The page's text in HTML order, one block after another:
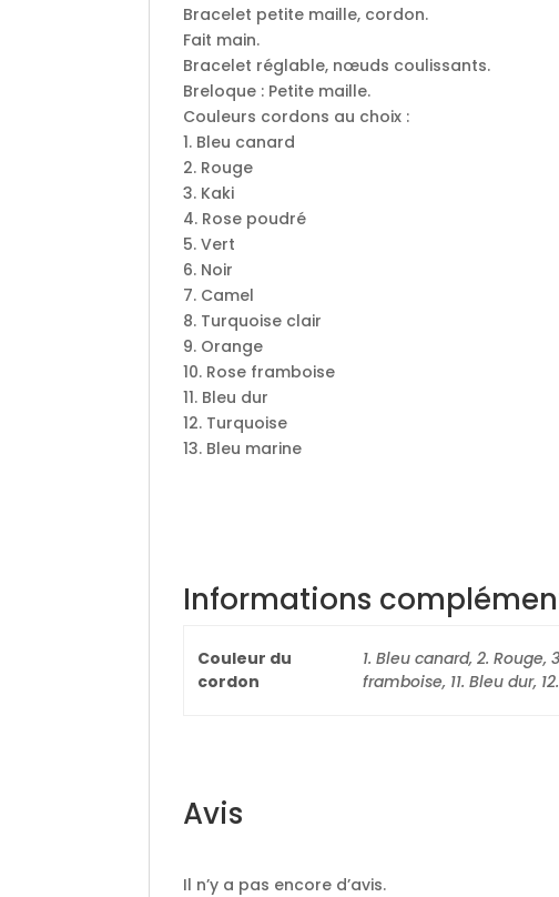
Bracelet petite maille, cordon.
Fait main.
Bracelet réglable, nœuds coulissants.
Breloque : Petite maille.
Couleurs cordons au choix :
1. Bleu canard
2. Rouge
3. Kaki
4. Rose poudré
5. Vert
6. Noir
7. Camel
8. Turquoise clair
9. Orange
10. Rose framboise
11. Bleu dur
12. Turquoise
13. Bleu marine
Informations
Couleur du
cordon
1. Bleu canard, 2. Rouge,
framboise, 11. Bleu dur,
Avis
Il n’y a pas encore d’avis.